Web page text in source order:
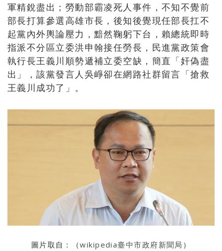
軍精銳盡出；勞動部霸凌死人事件，不知不覺前
部長打算參選高雄市長，後知後覺現任部長扛不
起黨內外輿論壓力，黯然鞠躬下台，賴總統即時
指派不分區立委洪申翰接任勞長，民進黨政策會
執行長王義川順勢遞補立委空缺，簡直「奸偽盡
出」，該黨發言人吳崢卻在網路社群留言「搶救
王義川成功了」。
圖片取自：（wikipedia臺中市政府新聞局 ）